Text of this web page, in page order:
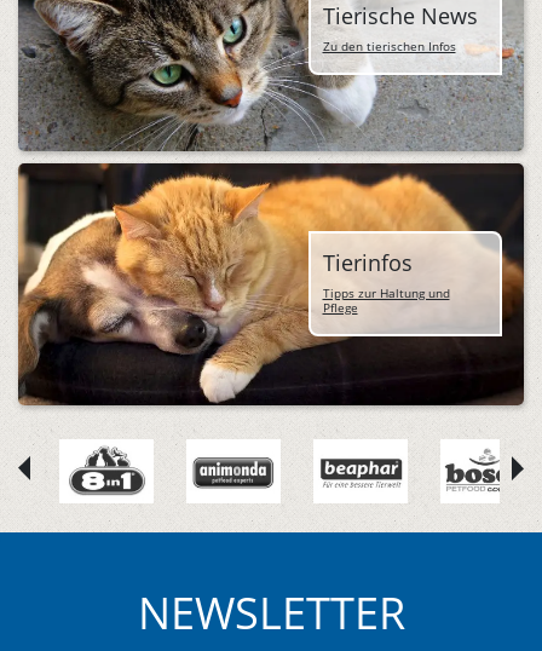
Tierische News
Zu den tierischen Infos
Tierinfos
Tipps zur Haltung und
Pflege
NEWSLETTER